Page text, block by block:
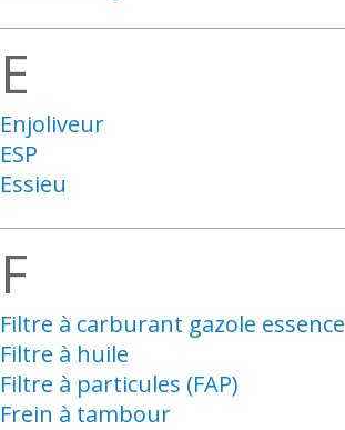
E
Enjoliveur
ESP
Essieu
F
Filtre à carburant gazole essence
Filtre à huile
Filtre à particules (FAP)
Frein à tambour